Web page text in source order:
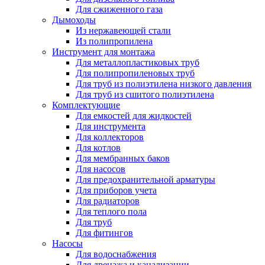
Для сжиженного газа
Дымоходы
Из нержавеющей стали
Из полипропилена
Инструмент для монтажа
Для металлопластиковых труб
Для полипропиленовых труб
Для труб из полиэтилена низкого давления
Для труб из сшитого полиэтилена
Комплектующие
Для емкостей для жидкостей
Для инструмента
Для коллекторов
Для котлов
Для мембранных баков
Для насосов
Для предохранительной арматуры
Для приборов учета
Для радиаторов
Для теплого пола
Для труб
Для фитингов
Насосы
Для водоснабжения